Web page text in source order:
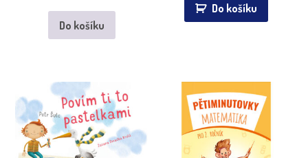
Do košíku
Do košíku